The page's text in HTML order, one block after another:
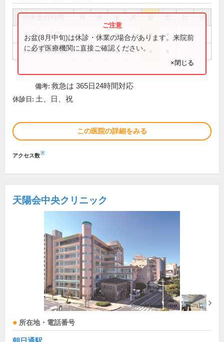
祝
8:30～13:00 ● ● ● ● ●
14:00～17:30 ● ● ● ●
お盆(8月中旬)は休診・休業の場合があります。来院前
に必ず医療機関に直接ご確認ください。
×閉じる
備考: 救急は 365日24時間対応
休診日: 土、日、祝
この医院の詳細をみる
アクセス数※
天陽会中央クリニック
所在地・電話番号